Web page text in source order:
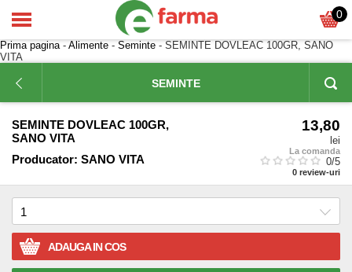
0
Prima pagina- Alimente - Seminte - SEMINTE DOVLEAC 100GR, SANO
VITA
SEMINTE
SEMINTE DOVLEAC 100GR,
SANO VITA
Producator: SANO VITA
13,80
lei
La comanda
0/5
0 review-uri
ADAUGA IN COS